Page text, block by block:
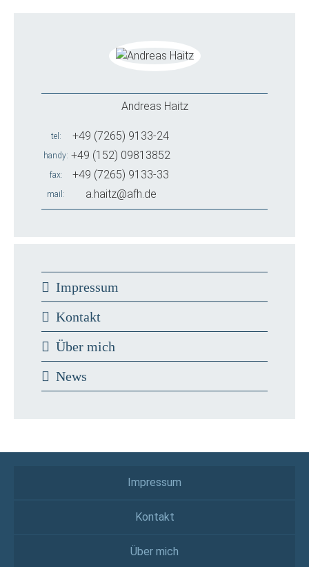
Andreas Haitz
tel +49 (7265) 9133-24
handy +49 (152) 09813852
fax +49 (7265) 9133-33
mail a.haitz@afh.de
Impressum
Kontakt
Über mich
News
Impressum
Kontakt
Über mich